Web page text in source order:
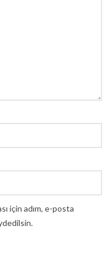
için adım, e-posta